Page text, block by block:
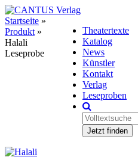
Theatertexte
Katalog
News
Künstler
Kontakt
Verlag
Leseproben
Jetzt finden
Startseite »
Produkt »
Halali
Leseprobe